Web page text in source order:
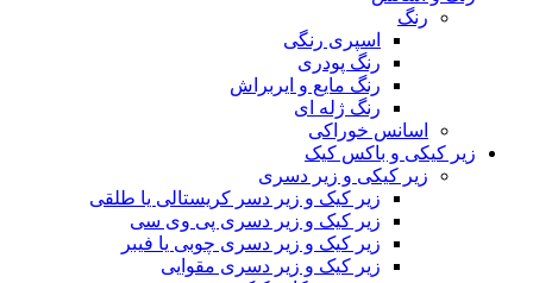
رنگ
اسپری رنگی
رنگ پودری
رنگ مایع و ایربراش
رنگ ژله ای
اسانس خوراکی
زیر کیکی و باکس کیک
زیر کیکی و زیر دسری
زیر کیک و زیر دسر کریستالی یا طلقی
زیر کیک و زیر دسری پی وی سی
زیر کیک و زیر دسری چوبی یا فیبر
زیر کیک و زیر دسری مقوایی